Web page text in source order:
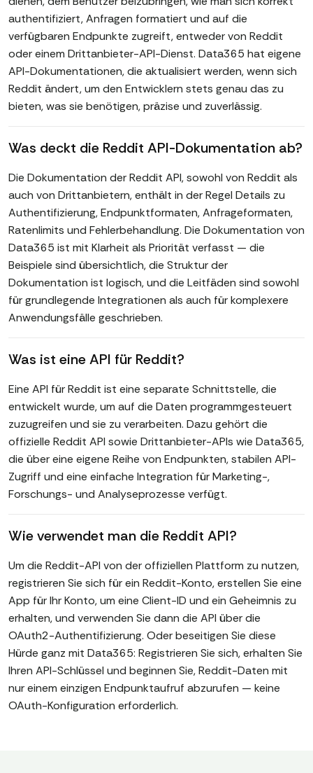
authentifiziert, Anfragen formatiert und auf die
verfügbaren Endpunkte zugreift, entweder von Reddit
oder einem Drittanbieter-API-Dienst. Data365 hat eigene
API-Dokumentationen, die aktualisiert werden, wenn sich
Reddit ändert, um den Entwicklern stets genau das zu
bieten, was sie benötigen, präzise und zuverlässig.
Was deckt die Reddit API-Dokumentation ab?
Die Dokumentation der Reddit API, sowohl von Reddit als
auch von Drittanbietern, enthält in der Regel Details zu
Authentifizierung, Endpunktformaten, Anfrageformaten,
Ratenlimits und Fehlerbehandlung. Die Dokumentation von
Data365 ist mit Klarheit als Priorität verfasst — die
Beispiele sind übersichtlich, die Struktur der
Dokumentation ist logisch, und die Leitfäden sind sowohl
für grundlegende Integrationen als auch für komplexere
Anwendungsfälle geschrieben.
Was ist eine API für Reddit?
Eine API für Reddit ist eine separate Schnittstelle, die
entwickelt wurde, um auf die Daten programmgesteuert
zuzugreifen und sie zu verarbeiten. Dazu gehört die
offizielle Reddit API sowie Drittanbieter-APIs wie Data365,
die über eine eigene Reihe von Endpunkten, stabilen API-
Zugriff und eine einfache Integration für Marketing-,
Forschungs- und Analyseprozesse verfügt.
Wie verwendet man die Reddit API?
Um die Reddit-API von der offiziellen Plattform zu nutzen,
registrieren Sie sich für ein Reddit-Konto, erstellen Sie eine
App für Ihr Konto, um eine Client-ID und ein Geheimnis zu
erhalten, und verwenden Sie dann die API über die
OAuth2-Authentifizierung. Oder beseitigen Sie diese
Hürde ganz mit Data365: Registrieren Sie sich, erhalten Sie
Ihren API-Schlüssel und beginnen Sie, Reddit-Daten mit
nur einem einzigen Endpunktaufruf abzurufen — keine
OAuth-Konfiguration erforderlich.